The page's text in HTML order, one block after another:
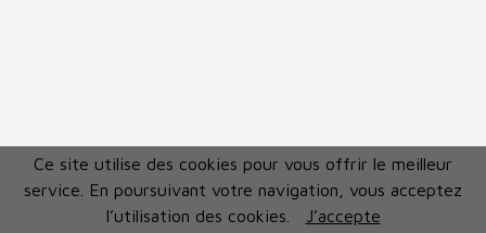
Ce site utilise des cookies pour vous offrir le meilleur
service. En poursuivant votre navigation, vous acceptez
l’utilisation des cookies.
J’accepte